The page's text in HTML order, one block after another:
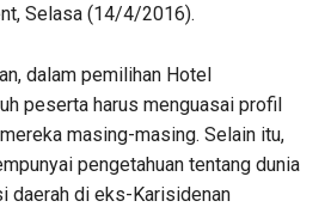
Selasa (14/4/2016).
dalam pemilihan Hotel
peserta harus menguasai profil
masing-masing. Selain itu,
pengetahuan tentang dunia
daerah di eks-Karisidenan